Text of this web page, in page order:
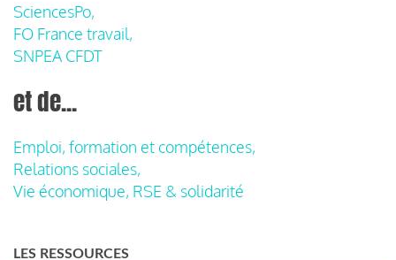
SciencesPo,
FO France travail,
SNPEA CFDT
et de...
Emploi, formation et compétences,
Relations sociales,
Vie économique, RSE & solidarité
LES RESSOURCES